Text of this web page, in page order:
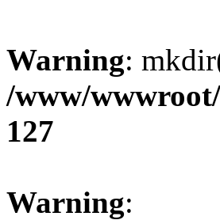
Warning:
/www/
127
Warning: